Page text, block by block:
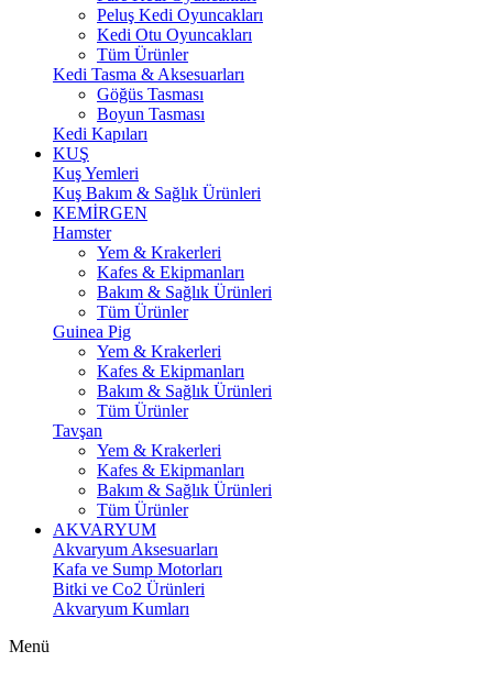
Peluş Kedi Oyuncakları
Kedi Otu Oyuncakları
Tüm Ürünler
Kedi Tasma & Aksesuarları
Göğüs Tasması
Boyun Tasması
Kedi Kapıları
KUŞ
Kuş Yemleri
Kuş Bakım & Sağlık Ürünleri
KEMİRGEN
Hamster
Yem & Krakerleri
Kafes & Ekipmanları
Bakım & Sağlık Ürünleri
Tüm Ürünler
Guinea Pig
Yem & Krakerleri
Kafes & Ekipmanları
Bakım & Sağlık Ürünleri
Tüm Ürünler
Tavşan
Yem & Krakerleri
Kafes & Ekipmanları
Bakım & Sağlık Ürünleri
Tüm Ürünler
AKVARYUM
Akvaryum Aksesuarları
Kafa ve Sump Motorları
Bitki ve Co2 Ürünleri
Akvaryum Kumları
Menü